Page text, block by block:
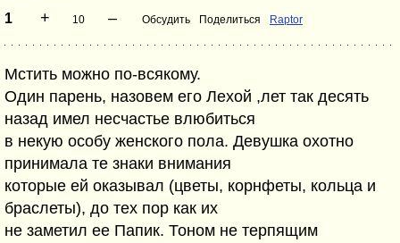
1 + 10 – Обсудить Поделиться Raptor
Мстить можно по-всякому.
Один парень, назовем его Лехой ,лет так десять
назад имел несчастье влюбиться
в некую особу женского пола. Девушка охотно
принимала те знаки внимания
которые ей оказывал (цветы, корнфеты, кольца и
браслеты), до тех пор как их
не заметил ее Папик. Тоном не терпящим